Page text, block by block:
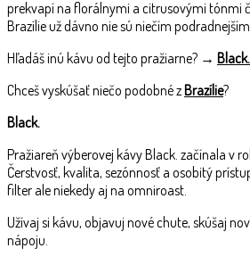
prekvapí na florálnymi a citrusovými tónmi
Brazílie už dávno nie sú niečím
Hľadáš inú kávu od tejto pražiarne? → Black.
Chceš vyskúšať niečo podobné zBrazílie?
Black.
Pražiareň výberovej kávy Black. začínala v
Čerstvosť, kvalita, sezónnosť a osobitý
filter ale niekedy aj na omniroast.
Užívaj si kávu, objavuj nové chute, skúšaj
nápoju.